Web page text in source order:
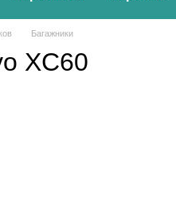
Багажники
XC60